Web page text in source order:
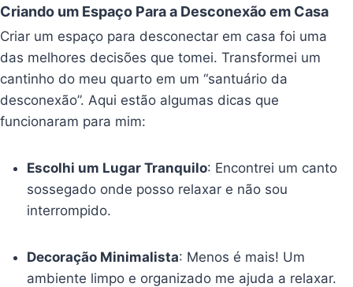
Criando um Espaço Para a Desconexão em Casa
Criar um espaço para desconectar em casa foi uma
das melhores decisões que tomei. Transformei um
cantinho do meu quarto em um “santuário da
desconexão”. Aqui estão algumas dicas que
funcionaram para mim:
Escolhi um Lugar Tranquilo: Encontrei um canto
sossegado onde posso relaxar e não sou
interrompido.
Decoração Minimalista: Menos é mais! Um
ambiente limpo e organizado me ajuda a relaxar.